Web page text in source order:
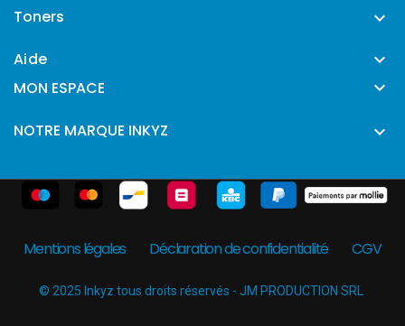
Toners 
Aide 
MON ESPACE 
NOTRE MARQUE INKYZ 
Mentions légales Déclaration de confidentialité CGV
© 2025 Inkyz tous droits réservés - JM PRODUCTION SRL